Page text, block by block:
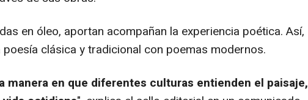
en óleo, aportan acompañan la experiencia poética. Así,
clásica y tradicional con poemas modernos.
manera en que diferentes culturas entienden el paisaje,